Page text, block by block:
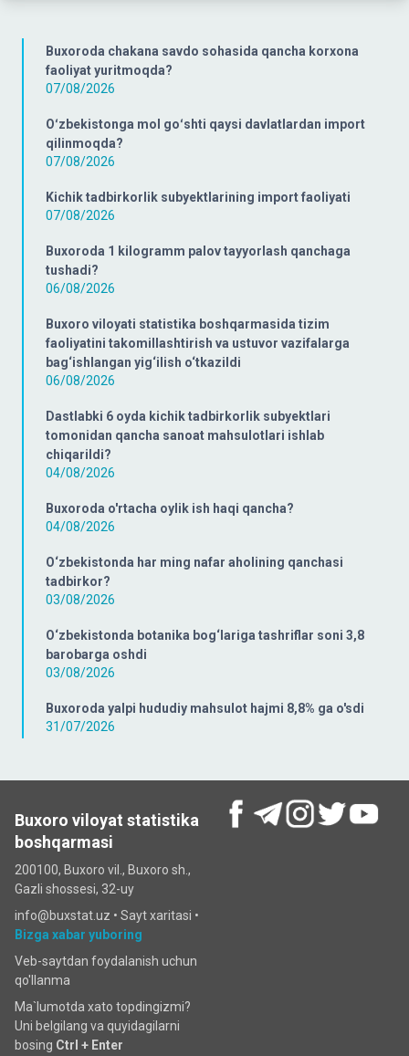
Buxoroda chakana savdo sohasida qancha korxona
faoliyat yuritmoqda?
07/08/2026
Oʻzbekistonga mol goʻshti qaysi davlatlardan import
qilinmoqda?
07/08/2026
Kichik tadbirkorlik subyektlarining import faoliyati
07/08/2026
Buxoroda 1 kilogramm palov tayyorlash qanchaga
tushadi?
06/08/2026
Buxoro viloyati statistika boshqarmasida tizim
faoliyatini takomillashtirish va ustuvor vazifalarga
bag‘ishlangan yig‘ilish o‘tkazildi
06/08/2026
Dastlabki 6 oyda kichik tadbirkorlik subyektlari
tomonidan qancha sanoat mahsulotlari ishlab
chiqarildi?
04/08/2026
Buxoroda o'rtacha oylik ish haqi qancha?
04/08/2026
O‘zbekistonda har ming nafar aholining qanchasi
tadbirkor?
03/08/2026
O‘zbekistonda botanika bog‘lariga tashriflar soni 3,8
barobarga oshdi
03/08/2026
Buxoroda yalpi hududiy mahsulot hajmi 8,8% ga o'sdi
31/07/2026
Buxoro viloyat statistika
boshqarmasi
200100, Buxoro vil., Buxoro sh.,
Gazli shossesi, 32-uy
info@buxstat.uz • Sayt xaritasi •
Bizga xabar yuboring
Veb-saytdan foydalanish uchun
qo'llanma
Ma`lumotda xato topdingizmi?
Uni belgilang va quyidagilarni
bosing Ctrl + Enter